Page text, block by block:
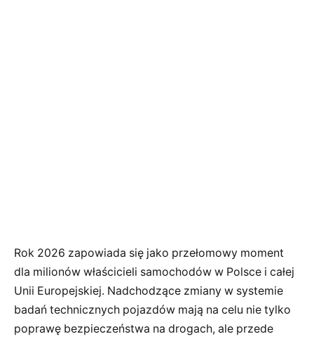
Rok 2026 zapowiada się jako przełomowy moment
dla milionów właścicieli samochodów w Polsce i całej
Unii Europejskiej. Nadchodzące zmiany w systemie
badań technicznych pojazdów mają na celu nie tylko
poprawę bezpieczeństwa na drogach, ale przede